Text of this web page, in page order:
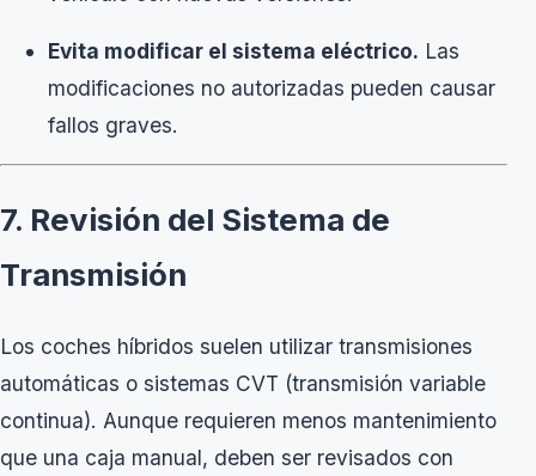
Evita modificar el sistema eléctrico. Las
modificaciones no autorizadas pueden causar
fallos graves.
7. Revisión del Sistema de
Transmisión
Los coches híbridos suelen utilizar transmisiones
automáticas o sistemas CVT (transmisión variable
continua). Aunque requieren menos mantenimiento
que una caja manual, deben ser revisados con